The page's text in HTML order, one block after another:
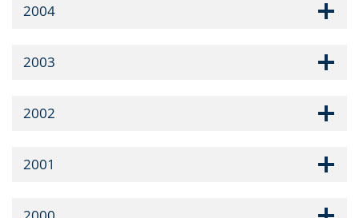
2004
2003
2002
2001